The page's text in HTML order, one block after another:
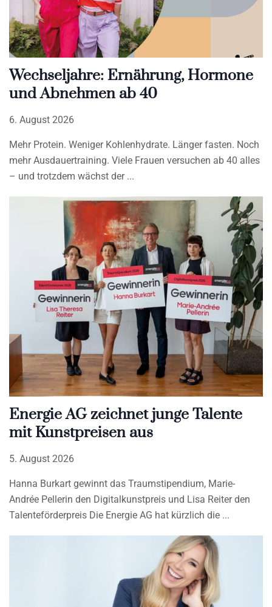
Wechseljahre: Ernährung, Hormone
und Abnehmen ab 40
6. August 2026
Mehr Protein. Weniger Kohlenhydrate. Länger fasten. Noch
mehr Ausdauertraining. Viele Frauen versuchen ab 40 alles
– und trotzdem wächst der
Energie AG zeichnet junge Talente
mit Kunstpreisen aus
5. August 2026
Hanna Burkart gewinnt das Traumstipendium, Marie-
Andrée Pellerin den Digitalkunstpreis und Lisa Reiter den
Talenteförderpreis Die Energie AG hat kürzlich die